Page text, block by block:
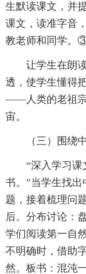
生默读课文，并
课文，读准字音
教老师和同学。
让学生在朗
透，使学生懂得
——人类的老祖宗
宙。
（三）围绕
“深入学习
书。”当学生找出
题，接着梳理问
后。分布讨论：
学们阅读第一自
不明确时，借助
然。板书：混沌